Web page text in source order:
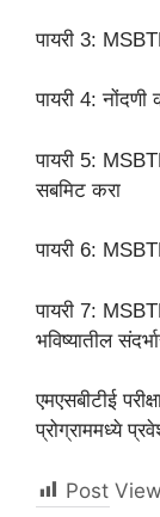
पायरी 3:
पायरी 4:
पायरी 5:
सबमिट करा
पायरी 6:
पायरी 7:
भविष्यातील
एमएसबीटीई
प्रोग्राममध्ये
Post